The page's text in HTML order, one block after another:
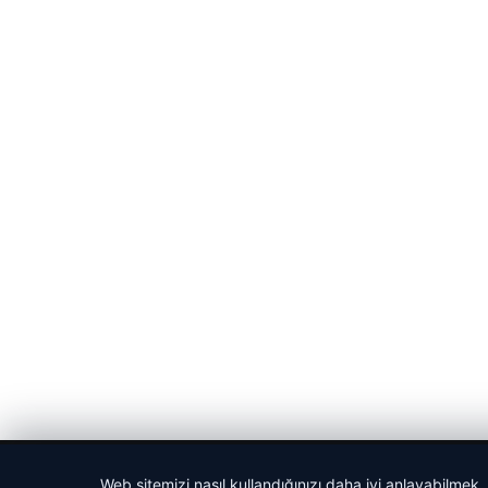
Web sitemizi nasıl kullandığınızı daha iyi